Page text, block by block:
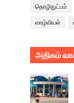
தொழிநுட்பம்
வாழ்வியல்
அதிகம்